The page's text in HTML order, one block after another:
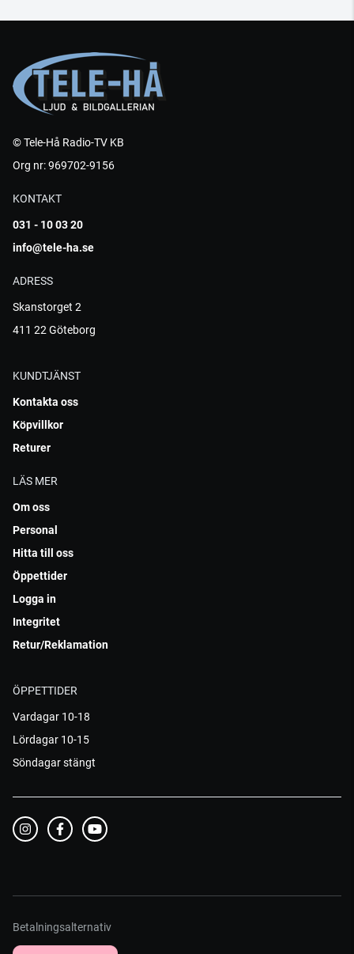
© Tele-Hå Radio-TV KB
Org nr: 969702-9156
KONTAKT
031 - 10 03 20
info@tele-ha.se
ADRESS
Skanstorget 2
411 22 Göteborg
KUNDTJÄNST
Kontakta oss
Köpvillkor
Returer
LÄS MER
Om oss
Personal
Hitta till oss
Öppettider
Logga in
Integritet
Retur/Reklamation
ÖPPETTIDER
Vardagar 10-18
Lördagar 10-15
Söndagar stängt
Betalningsalternativ